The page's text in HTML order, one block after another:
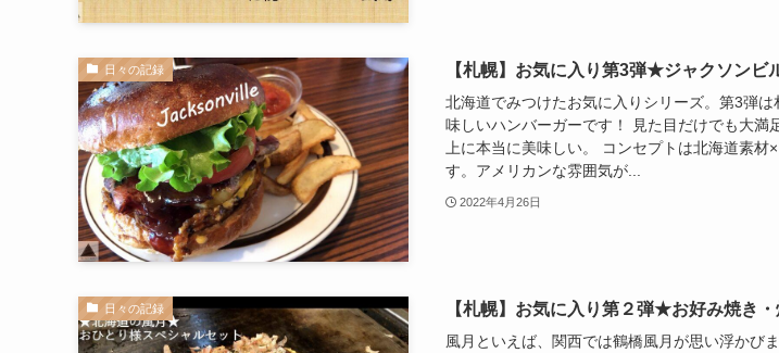
日々の記録 【札幌】お気に入り第3弾★ジャクソンビ
北海道でみつけたお気に入りシリーズ。第3弾
味しいハンバーガーです！ 見た目だけでも大満
上に本当に美味しい。 コンセプトは北海道素
す。アメリカンな雰囲気が...
2022年4月26日
日々の記録 【札幌】お気に入り第２弾★お好み焼き・
風月といえば、関西では鶴橋風月が思い浮かび